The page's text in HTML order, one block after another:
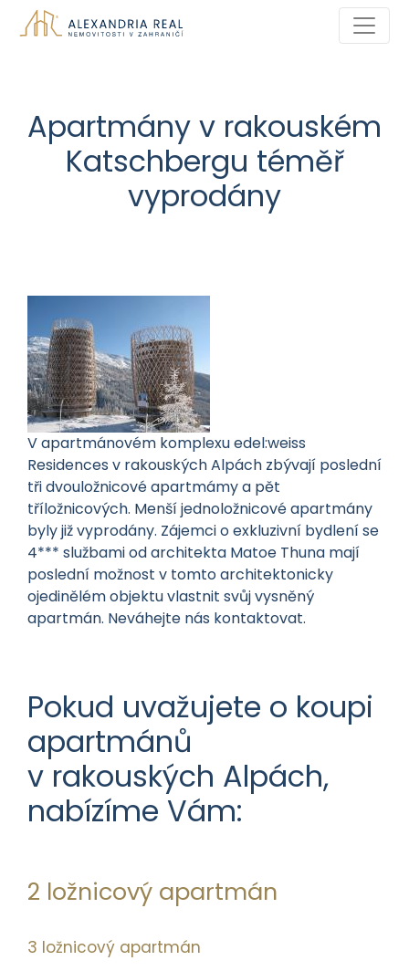
Apartmány v rakouském
Katschbergu téměř
vyprodány
V apartmánovém komplexu edel:weiss
Residences v rakouských Alpách zbývají poslední
tři dvouložnicové apartmámy a pět
tříložnicových. Menší jednoložnicové apartmány
byly již vyprodány. Zájemci o exkluzivní bydlení se
4*** službami od architekta Matoe Thuna mají
poslední možnost v tomto architektonicky
ojedinělém objektu vlastnit svůj vysněný
apartmán. Neváhejte nás kontaktovat.
Pokud uvažujete o koupi
apartmánů
v rakouských Alpách,
nabízíme Vám:
2 ložnicový apartmán
3 ložnicový apartmán